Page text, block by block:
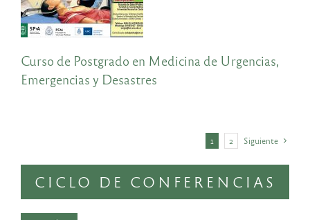
Curso de Postgrado en Medicina de Urgencias,
Emergencias y Desastres
1 2 Siguiente
CICLO DE CONFERENCIAS